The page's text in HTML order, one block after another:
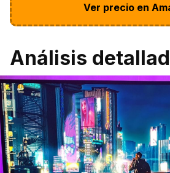
Ver precio en
Análisis